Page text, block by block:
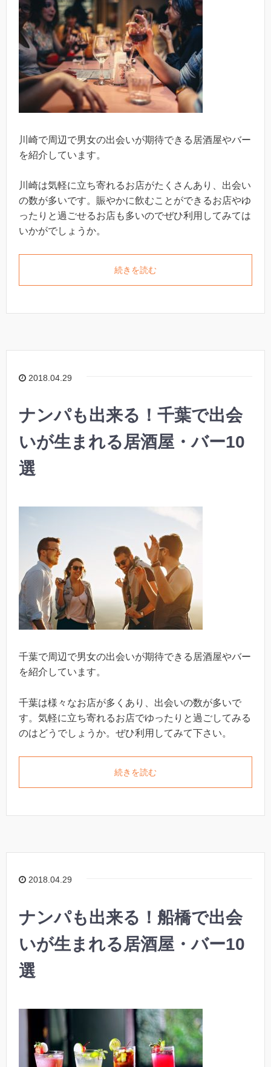
川崎で周辺で男女の出会いが期待できる居酒屋やバー
を紹介しています。
川崎は気軽に立ち寄れるお店がたくさんあり、出会い
の数が多いです。賑やかに飲むことができるお店やゆ
ったりと過ごせるお店も多いのでぜひ利用してみては
いかがでしょうか。
続きを読む
2018.04.29
ナンパも出来る！千葉で出会
いが生まれる居酒屋・バー10
選
千葉で周辺で男女の出会いが期待できる居酒屋やバー
を紹介しています。
千葉は様々なお店が多くあり、出会いの数が多いで
す。気軽に立ち寄れるお店でゆったりと過ごしてみる
のはどうでしょうか。ぜひ利用してみて下さい。
続きを読む
2018.04.29
ナンパも出来る！船橋で出会
いが生まれる居酒屋・バー10
選